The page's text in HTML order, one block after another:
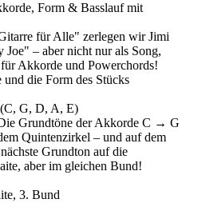
Form & Basslauf mit
für Alle" zerlegen wir Jimi
– aber nicht nur als Song,
Akkorde und Powerchords!
die Form des Stücks
G, D, A, E)
Grundtöne der Akkorde C → G
Quintenzirkel – und auf dem
Grundton auf die
aber im gleichen Bund!
3. Bund